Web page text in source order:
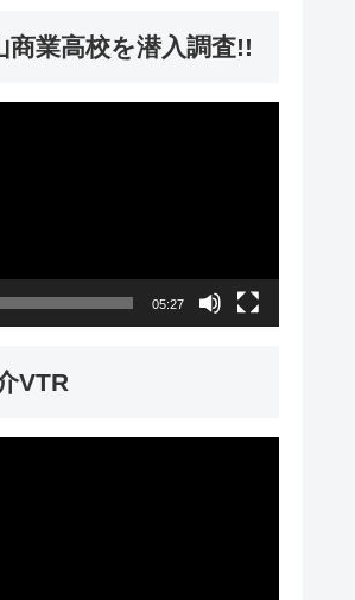
商業高校を潜入調査!!
05:27
VTR